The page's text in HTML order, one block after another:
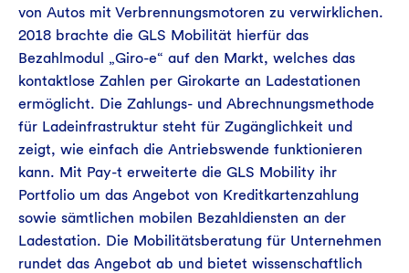
von Autos mit Verbrennungsmotoren zu verwirklichen.
2018 brachte die GLS Mobilität hierfür das
Bezahlmodul „Giro-e“ auf den Markt, welches das
kontaktlose Zahlen per Girokarte an Ladestationen
ermöglicht. Die Zahlungs- und Abrechnungsmethode
für Ladeinfrastruktur steht für Zugänglichkeit und
zeigt, wie einfach die Antriebswende funktionieren
kann. Mit Pay-t erweiterte die GLS Mobility ihr
Portfolio um das Angebot von Kreditkartenzahlung
sowie sämtlichen mobilen Bezahldiensten an der
Ladestation. Die Mobilitätsberatung für Unternehmen
rundet das Angebot ab und bietet wissenschaftlich